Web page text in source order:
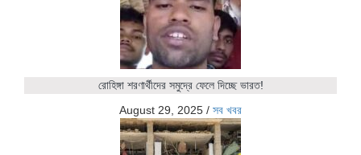
রোহিঙ্গা শরণার্থীদের সমুদ্রে ফেলে দিচ্ছে ভারত!
August 29, 2025 / সব খবর